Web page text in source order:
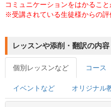
コミュニケーションをはかること
※受講されている生徒様からの評
レッスンや添削・翻訳の内容
個別レッスンなど コース
イベントなど オリジナル